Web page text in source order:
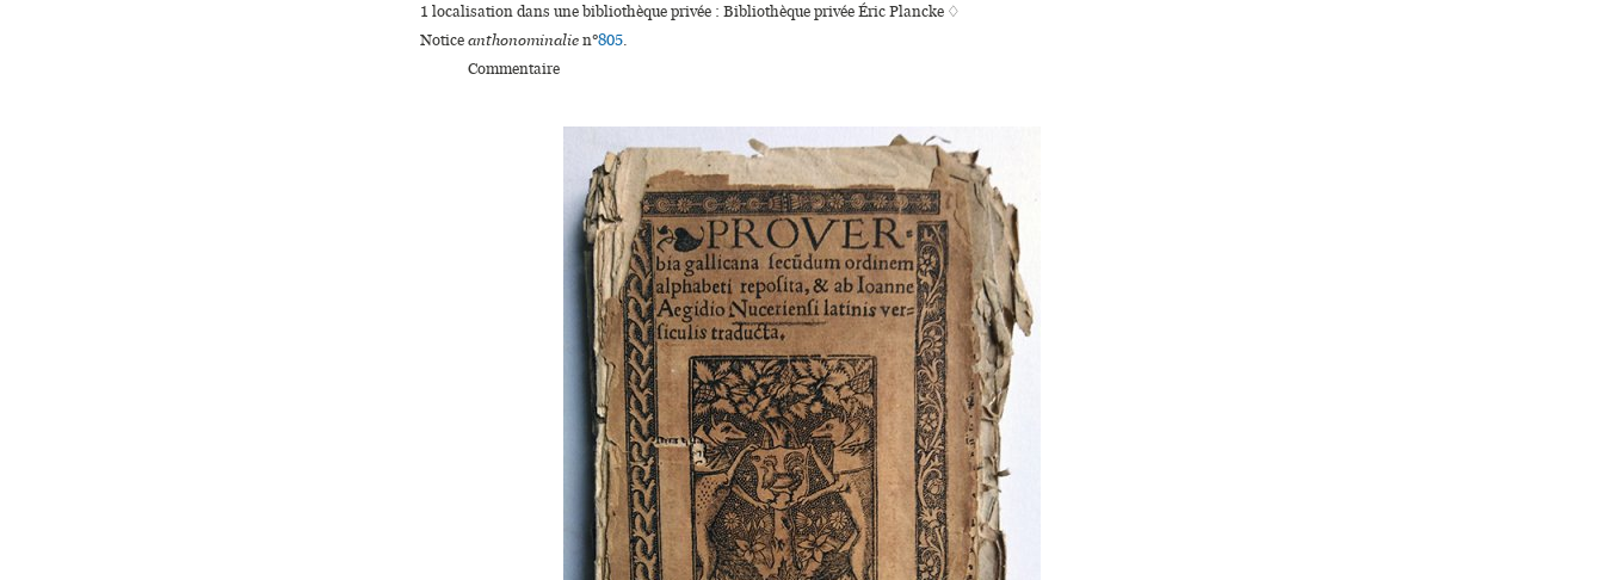
1 localisation dans une bibliothèque privée : Bibliothèque privée Éric Plancke ♢
Noticeanthonominalien°805.
Commentaire